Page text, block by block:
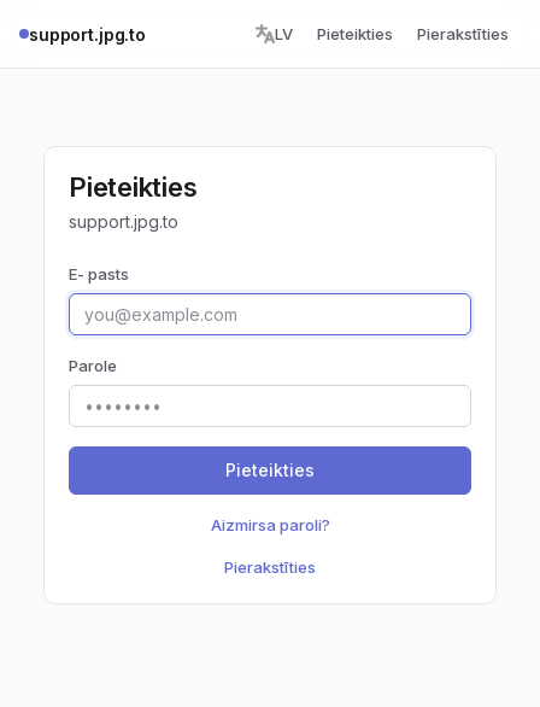
support.jpg.to LV Pieteikties Pierakstīties
Pieteikties
support.jpg.to
E- pasts
Parole
Pieteikties
Aizmirsa paroli?
Pierakstīties